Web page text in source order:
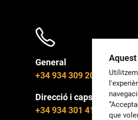
General
+34 934 309 200
Direcció i caps d’estudis
+34 934 301 415
que